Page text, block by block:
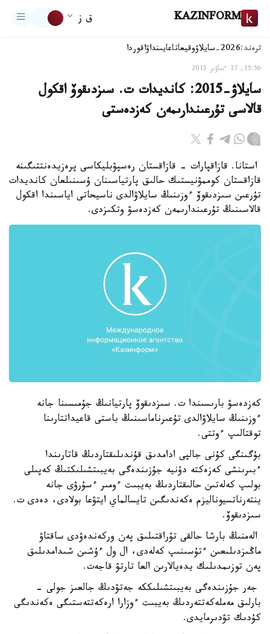
KAZINFORM ق ز
ترەند:2026-سايلاۋ وقيعاتاعايىنداۋاقوردا
15:56, 17 ءساۋىر 2015
سايلاۋ-2015: كانديدات ت. سىزدىقوۆ اقكول
قالاسى تۇرعىندارىمەن كەزدەستى
استانا. قازاقپارات - قازاقستان رەسپۋبليكاسى پرەزيدەنتتىگىنە
قازاقستان كوممۋنيستىك حالىق پارتياسىنان ۇسىنىلعان كانديدات
تۇرعىن سىزدىقوۆ ءوزىنىڭ سايلاۋالدى ناسيحاتى اياسىندا اقكول
قالاسىنىڭ تۇرعىندارىمەن كەزدەسۋ وتكىزدى.
كەزدەسۋ بارىسىندا ت. سىزدىقوۆ پارتيانىڭ جۇمىسىنا جانە
ءوزىنىڭ سايلاۋالدى تۇعىرناماسىنىڭ باستى قاعيداتتارىنا
توقتالىپ ءوتتى.
بۇگىنگى كۇنى جالپى ادامدىق قۇندىلىقتاردىڭ قاتارىندا
ءبىرىنشى كەزەكتە دۇنيە جۇزىندەگى بەيبىتشىلىكتىڭ كەپىلى
بولىپ كەلەتىن حالىقتاردىڭ بەيبىت ءومىر ءسۇرۋى جانە
ينتەرناتسيوناليزم ەكەندىگىن تايسالماي ايتۋعا بولادى، دەدى ت.
سىزدىقوۆ.
الەمنىڭ بارشا حالقى تۇراقتىلىق پەن وركەندەۋدى ساقتاۋ
ماڭىزدىلىعىن ءتۇسىنىپ كەلەدى، ال ول ءۇشىن شىدامدىلىق
پەن توزىمدىلىك يدەيالارىن العا تارتۋ قاجەت.
جەر جۇزىندەگى بەيبىتشىلىككە جەتۋدىڭ جالعىز جولى -
بارلىق مەملەكەتتەردىڭ بەيبىت ءوزارا ارەكەتتەستىگى ەكەندىگى
كۇدىك تۋدىرمايدى.